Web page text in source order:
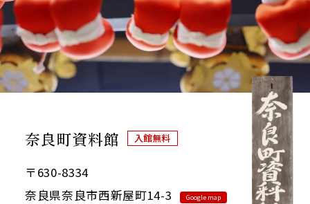
奈良町資料館 入館無料
〒630-8334
奈良県奈良市西新屋町14-3
Google map